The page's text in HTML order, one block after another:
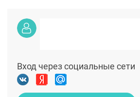
Вход через социальные сети